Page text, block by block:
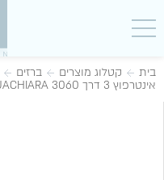
בית קטלוג מוצרים ברזים
אינטרפוץ 3 דרך ACQUACHIARA 3060